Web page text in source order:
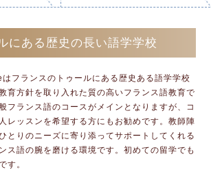
にある歴史の長い語学学校
フランスのトゥールにある歴史ある語学学校
育方針を取り入れた質の高いフランス語教育で
フランス語のコースがメインとなりますが、コ
レッスンを希望する方にもお勧めです。教師陣
とりのニーズに寄り添ってサポートしてくれる
ス語の腕を磨ける環境です。初めての留学でも
す。